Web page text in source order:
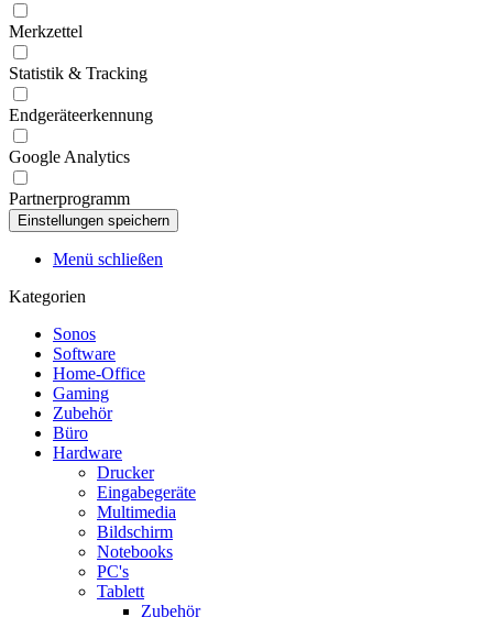
Merkzettel
Statistik & Tracking
Endgeräteerkennung
Google Analytics
Partnerprogramm
Menü schließen
Kategorien
Sonos
Software
Home-Office
Gaming
Zubehör
Büro
Hardware
Drucker
Eingabegeräte
Multimedia
Bildschirm
Notebooks
PC's
Tablett
Zubehör